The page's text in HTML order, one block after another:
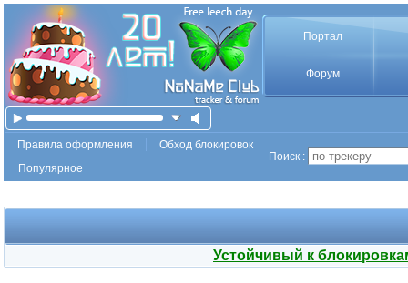
Портал
Форум
Правила оформления
Обход блокировок
Популярное
Поиск :
Устойчивый к